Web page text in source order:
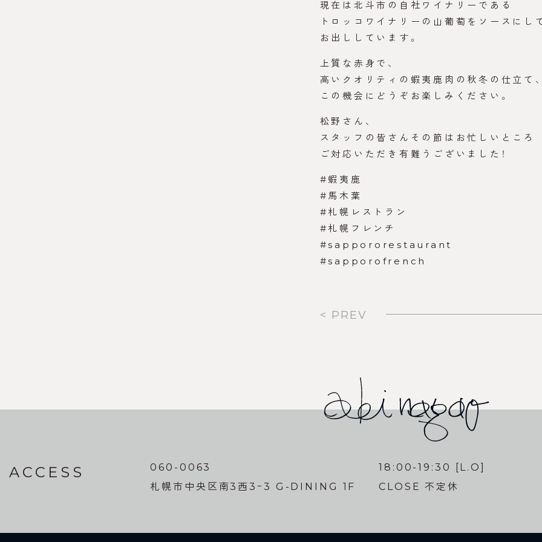
現在は北斗市の自社ワイナリーである
トロッコワイナリーの山葡萄をソースにし
お出ししています。
上質な赤身で、
高いクオリティの蝦夷鹿肉の秋冬の仕立て、
この機会にどうぞお楽しみください。
松野さん、
スタッフの皆さんその節はお忙しいところ
ご対応いただき有難うございました！
#蝦夷鹿
#馬木葉
#札幌レストラン
#札幌フレンチ
#sappororestaurant
#sapporofrench
< PREV
ACCESS
060-0063
札幌市中央区南3西3ｰ3 G-DINING 1F
18:00-19:30 [L.O]
CLOSE 不定休